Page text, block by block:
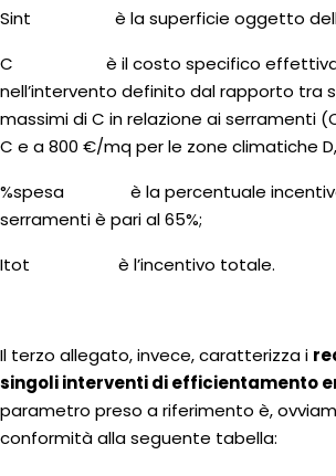
Sint è la superficie oggetto
C è il costo specifico
nell’intervento definito dal rapporto tra
massimi di C in relazione ai serramenti
C e a 800 €/mq per le zone climatiche D,
%spesa è la percentuale
serramenti è pari al 65%;
Itot è l’incentivo totale.
Il terzo allegato, invece, caratterizza i
singoli interventi di efficientamento
parametro preso a riferimento è,
conformità alla seguente tabella: